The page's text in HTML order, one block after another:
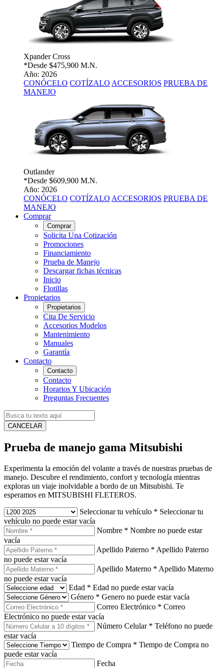
Xpander Cross
*Desde $475,900 M.N.
Año: 2026
CONÓCELO COTÍZALO ACCESORIOS PRUEBA DE
MANEJO
Outlander
*Desde $609,900 M.N.
Año: 2026
CONÓCELO COTÍZALO ACCESORIOS PRUEBA DE
MANEJO
Comprar
Comprar
Solicita Una Cotización
Promociones
Financiamiento
Prueba de Manejo
Descargar fichas técnicas
Inicio
Flotillas
Propietarios
Propietarios
Cita De Servicio
Accesorios Modelos
Mantenimiento
Manuales
Garantía
Contacto
Contacto
Contacto
Horarios Y Ubicación
Preguntas Frecuentes
CANCELAR
Prueba de manejo gama Mitsubishi
Experimenta la emoción del volante a través de nuestras pruebas de
manejo. Descubre el rendimiento, confort y tecnología mientras
exploras un viaje inolvidable a bordo de un Mitsubishi. Te
esperamos en MITSUBISHI FLETEROS.
Seleccionar tu vehículo * Seleccionar tu
vehículo no puede estar vacía
Nombre * Nombre no puede estar
vacía
Apellido Paterno * Apellido Paterno
no puede estar vacía
Apellido Materno * Apellido Materno
no puede estar vacía
Edad * Edad no puede estar vacía
Género * Genero no puede estar vacía
Correo Electrónico * Correo
Electrónico no puede estar vacía
Número Celular * Teléfono no puede
estar vacía
Tiempo de Compra * Tiempo de Compra no
puede estar vacía
Fecha